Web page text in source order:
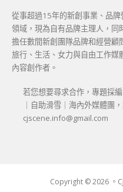
從事超過15年的新創事業、品
領域，現為自有品牌主理人，同
擔任數間新創團隊品牌和經營顧
旅行、生活、女力與自由工作媒
內容創作者。
若您想要尋求合作，專題採
｜自助滑雪｜海內外媒體團
cjscene.info@gmail.com
Copyright © 2026 。